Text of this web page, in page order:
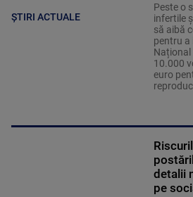
ȘTIRI ACTUALE
Peste o
infertile
să aibă
pentru a
Național
10.000
euro
detalii
pe